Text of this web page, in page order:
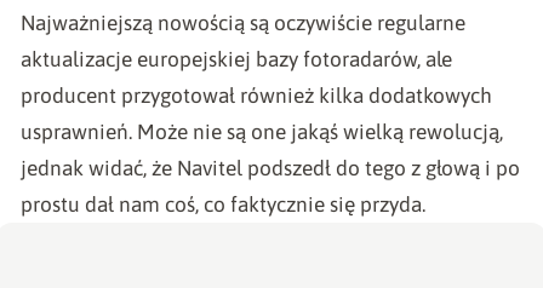
Najważniejszą nowością są oczywiście regularne
aktualizacje europejskiej bazy fotoradarów, ale
producent przygotował również kilka dodatkowych
usprawnień. Może nie są one jakąś wielką rewolucją,
jednak widać, że Navitel podszedł do tego z głową i po
prostu dał nam coś, co faktycznie się przyda.